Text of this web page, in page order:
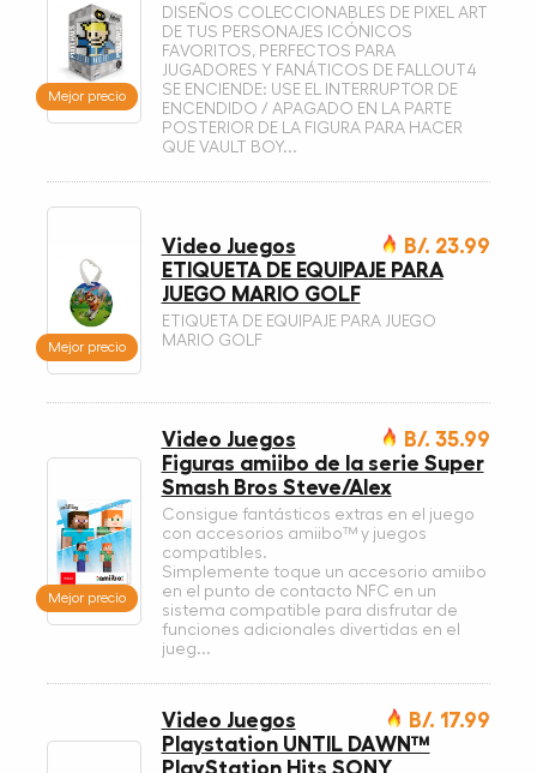
Mejor precio
DISEÑOS COLECCIONABLES DE PIXEL ART
DE TUS PERSONAJES ICÓNICOS
FAVORITOS, PERFECTOS PARA
JUGADORES Y FANÁTICOS DE FALLOUT4
SE ENCIENDE: USE EL INTERRUPTOR DE
ENCENDIDO / APAGADO EN LA PARTE
POSTERIOR DE LA FIGURA PARA HACER
QUE VAULT BOY...
Mejor precio
B/. 23.99
Video Juegos
ETIQUETA DE EQUIPAJE PARA
JUEGO MARIO GOLF
ETIQUETA DE EQUIPAJE PARA JUEGO
MARIO GOLF
Mejor precio
B/. 35.99
Video Juegos
Figuras amiibo de la serie Super
Smash Bros Steve/Alex
Consigue fantásticos extras en el juego
con accesorios amiibo™ y juegos
compatibles.
Simplemente toque un accesorio amiibo
en el punto de contacto NFC en un
sistema compatible para disfrutar de
funciones adicionales divertidas en el
jueg...
B/. 17.99
Video Juegos
Playstation UNTIL DAWN™
PlayStation Hits SONY